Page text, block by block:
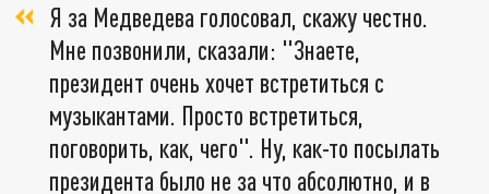
Я за Медведева голосовал, скажу честно.
Мне позвонили, сказали: "Знаете,
президент очень хочет встретиться с
музыкантами. Просто встретиться,
поговорить, как, чего". Ну, как-то посылать
президента было не за что абсолютно, и в